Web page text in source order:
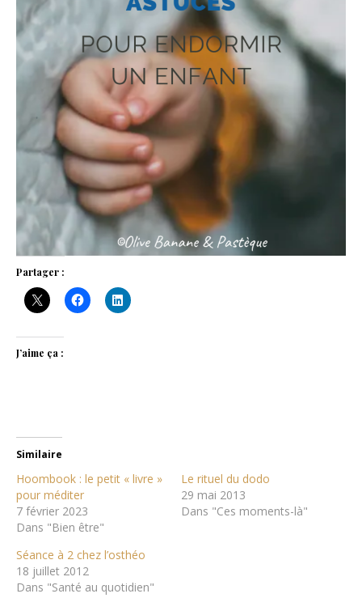
Partager :
J’aime ça :
Similaire
Hoombook : le petit « livre »
pour méditer
7 février 2023
Dans "Bien être"
Le rituel du dodo
29 mai 2013
Dans "Ces moments-là"
Séance à 2 chez l’osthéo
18 juillet 2012
Dans "Santé au quotidien"